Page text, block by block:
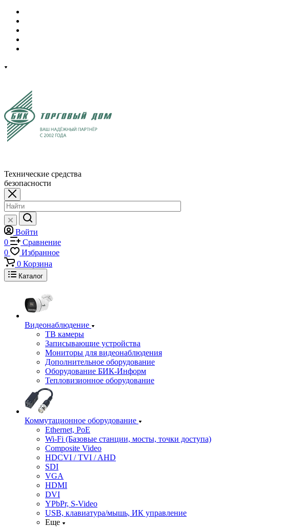
Технические средства
безопасности
Войти
0
Сравнение
0
Избранное
0 Корзина
Каталог
Видеонаблюдение
ТВ камеры
Записывающие устройства
Мониторы для видеонаблюдения
Дополнительное оборудование
Оборудование БИК-Информ
Тепловизионное оборудование
Коммутационное оборудование
Ethernet, PoE
Wi-Fi (Базовые станции, мосты, точки доступа)
Composite Video
HDCVI / TVI / AHD
SDI
VGA
HDMI
DVI
YPbPr, S-Video
USB, клавиатура/мышь, ИК управление
Еще